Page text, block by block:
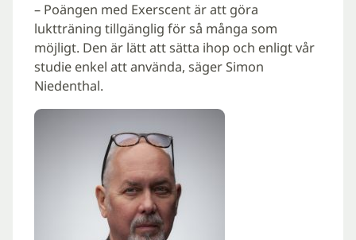
– Poängen med Exerscent är att göra
luktträning tillgänglig för så många som
möjligt. Den är lätt att sätta ihop och enligt vår
studie enkel att använda, säger Simon
Niedenthal.